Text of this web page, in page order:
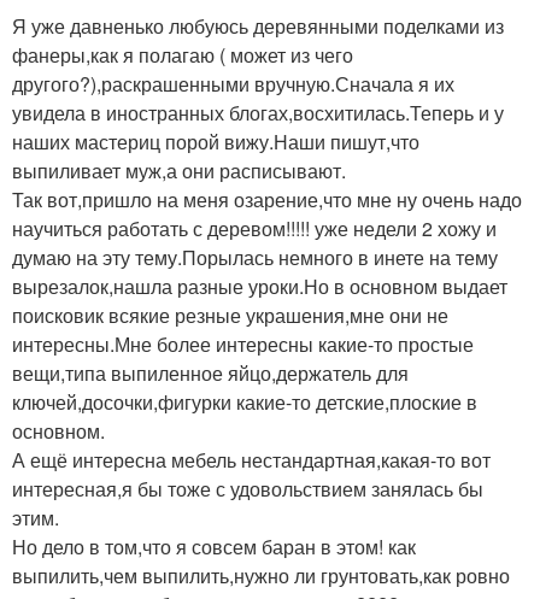
Я уже давненько любуюсь деревянными поделками из
фанеры,как я полагаю ( может из чего
другого?),раскрашенными вручную.Сначала я их
увидела в иностранных блогах,восхитилась.Теперь и у
наших мастериц порой вижу.Наши пишут,что
выпиливает муж,а они расписывают.
Так вот,пришло на меня озарение,что мне ну очень надо
научиться работать с деревом!!!!! уже недели 2 хожу и
думаю на эту тему.Порылась немного в инете на тему
вырезалок,нашла разные уроки.Но в основном выдает
поисковик всякие резные украшения,мне они не
интересны.Мне более интересны какие-то простые
вещи,типа выпиленное яйцо,держатель для
ключей,досочки,фигурки какие-то детские,плоские в
основном.
А ещё интересна мебель нестандартная,какая-то вот
интересная,я бы тоже с удовольствием занялась бы
этим.
Но дело в том,что я совсем баран в этом! как
выпилить,чем выпилить,нужно ли грунтовать,как ровно